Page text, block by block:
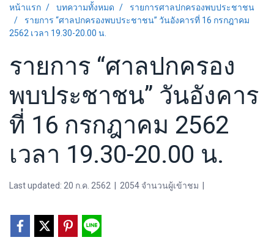
หน้าแรก บทความทั้งหมด
รายการศาลปกครองพบประชาชน
รายการ “ศาลปกครองพบประชาชน” วันอังคารที่ 16 กรกฎาคม
2562 เวลา 19.30-20.00 น.
รายการ “ศาลปกครอง
พบประชาชน” วันอังคาร
ที่ 16 กรกฎาคม 2562
เวลา 19.30-20.00 น.
Last updated: 20 ก.ค. 2562 2054 จำนวนผู้เข้าชม